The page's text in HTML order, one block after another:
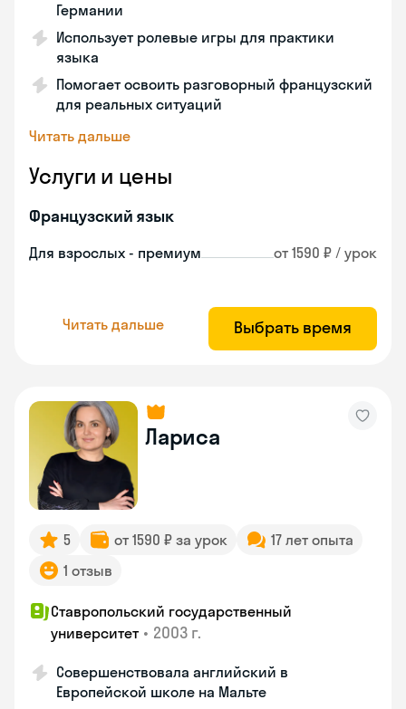
Германии
Использует ролевые игры для практики
языка
Помогает освоить разговорный французский
для реальных ситуаций
Читать дальше
Услуги и цены
Французский язык
Для взрослых - премиум от 1590 ₽ / урок
Читать дальше Выбрать время
Лариса
5 от 1590 ₽ за урок
17 лет опыта
1 отзыв
Ставропольский государственный
университет • 2003 г.
Совершенствовала английский в
Европейской школе на Мальте